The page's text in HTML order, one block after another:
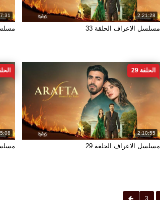
2:21:28
مسلسل الاعراف الحلقة 33
2:10:55
الحلقة 29
مسلسل الاعراف الحلقة 29
3